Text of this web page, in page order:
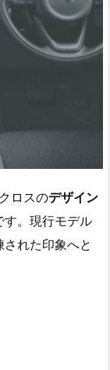
ロスのデザイン
す。現行モデル
れた印象へと